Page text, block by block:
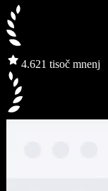
4.621 tisoč mnenj